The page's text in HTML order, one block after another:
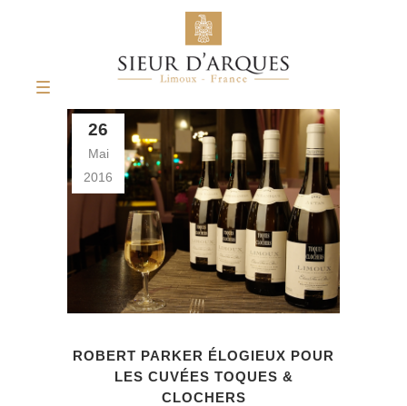
26
Mai
2016
ROBERT PARKER ÉLOGIEUX POUR
LES CUVÉES TOQUES &
CLOCHERS